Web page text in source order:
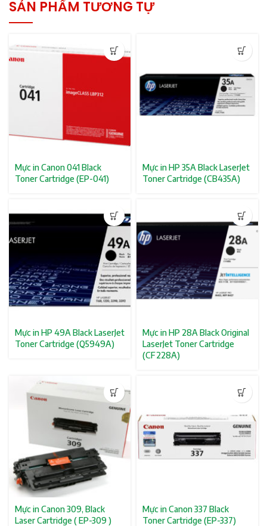
SẢN PHẨM TƯƠNG TỰ
Mực in Canon 041 Black
Toner Cartridge (EP-041)
Mực in HP 35A Black LaserJet
Toner Cartridge (CB435A)
Mực in HP 49A Black LaserJet
Toner Cartridge (Q5949A)
Mực in HP 28A Black Original
LaserJet Toner Cartridge
(CF228A)
Mực in Canon 309, Black
Laser Cartridge ( EP-309 )
Mực in Canon 337 Black
Toner Cartridge (EP-337)